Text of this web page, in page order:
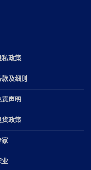
私政策
款及细则
责声明
货政策
家
业